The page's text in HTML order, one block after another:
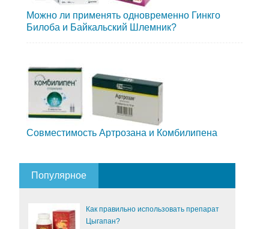
Можно ли применять одновременно Гинкго
Билоба и Байкальский Шлемник?
Совместимость Артрозана и Комбилипена
Популярное
Как правильно использовать препарат
Цыгапан?